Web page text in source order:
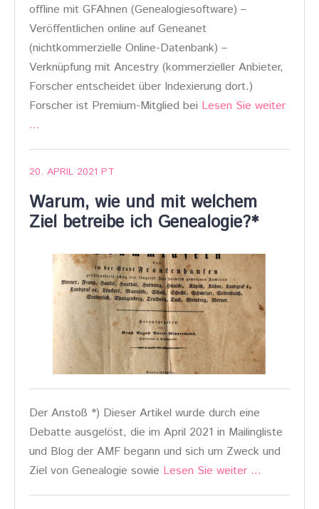
offline mit GFAhnen (Genealogiesoftware) –
Veröffentlichen online auf Geneanet
(nichtkommerzielle Online-Datenbank) –
Verknüpfung mit Ancestry (kommerzieller Anbieter,
Forscher entscheidet über Indexierung dort.)
Forscher ist Premium-Mitglied bei Lesen Sie weiter
…
20. APRIL 2021 PT
Warum, wie und mit welchem
Ziel betreibe ich Genealogie?*
Der Anstoß *) Dieser Artikel wurde durch eine
Debatte ausgelöst, die im April 2021 in Mailingliste
und Blog der AMF begann und sich um Zweck und
Ziel von Genealogie sowie Lesen Sie weiter …